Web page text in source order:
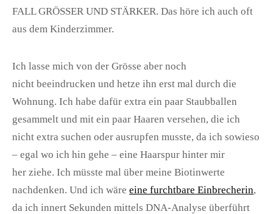
FALL GRÖSSER UND STÄRKER. Das höre ich auch oft
aus dem Kinderzimmer.
Ich lasse mich von der Grösse aber noch
nicht beeindrucken und hetze ihn erst mal durch die
Wohnung. Ich habe dafür extra ein paar Staubballen
gesammelt und mit ein paar Haaren versehen, die ich
nicht extra suchen oder ausrupfen musste, da ich sowieso
– egal wo ich hin gehe – eine Haarspur hinter mir
her ziehe. Ich müsste mal über meine Biotinwerte
nachdenken. Und ich wäre eine furchtbare Einbrecherin,
da ich innert Sekunden mittels DNA-Analyse überführt